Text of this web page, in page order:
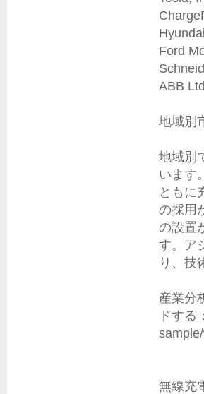
Ford
ABB
地域別
地域別
います
ともに
の採用
の設置
す。ア
り、技
産業分
ドす
無線充